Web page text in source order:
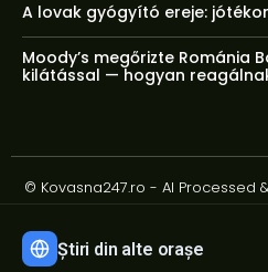
A lovak gyógyító ereje:
Moody’s megőrizte Románia
kilátással — hogyan
© Kovasna247.ro - AI Processed
Știri din alte orașe